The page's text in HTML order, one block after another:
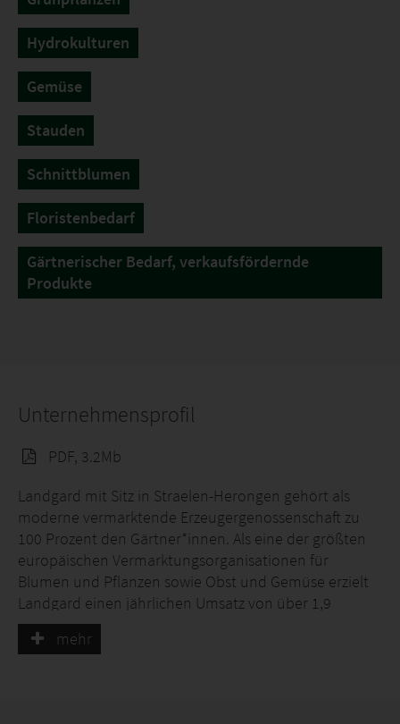
Hydrokulturen
Gemüse
Stauden
Schnittblumen
Floristenbedarf
Gärtnerischer Bedarf, verkaufsfördernde
Produkte
Unternehmensprofil
PDF, 3.2Mb
Landgard mit Sitz in Straelen-Herongen gehört als
moderne vermarktende Erzeugergenossenschaft zu
100 Prozent den Gärtner*innen. Als eine der größten
europäischen Vermarktungsorganisationen für
Blumen und Pflanzen sowie Obst und Gemüse erzielt
Landgard einen jährlichen Umsatz von über 1,9
Milliarden Euro. In den Geschäftsbereichen und
Tochtergesellschaften der Landgard-Gruppe sind rund
mehr